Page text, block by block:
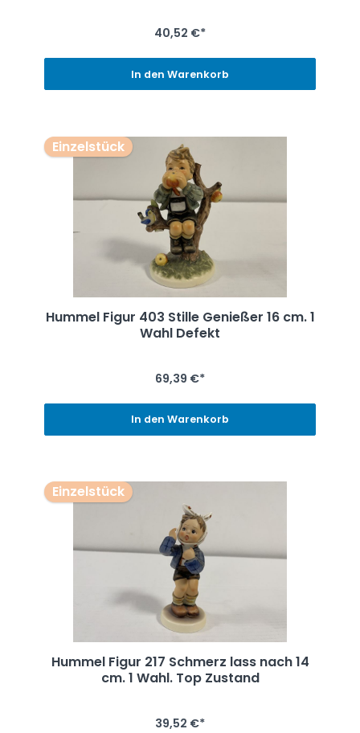
40,52 €*
In den Warenkorb
Einzelstück
Hummel Figur 403 Stille Genießer 16 cm. 1
Wahl Defekt
69,39 €*
In den Warenkorb
Einzelstück
Hummel Figur 217 Schmerz lass nach 14
cm. 1 Wahl. Top Zustand
39,52 €*